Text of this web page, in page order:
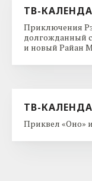
ТВ-
Приключения
долгожданный
и новый Райан
ТВ-
Приквел «Оно»